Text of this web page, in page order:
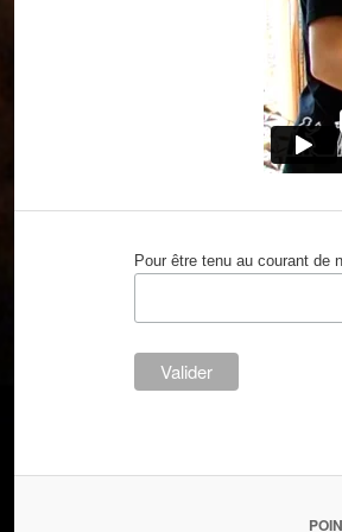
Pour être tenu au courant de